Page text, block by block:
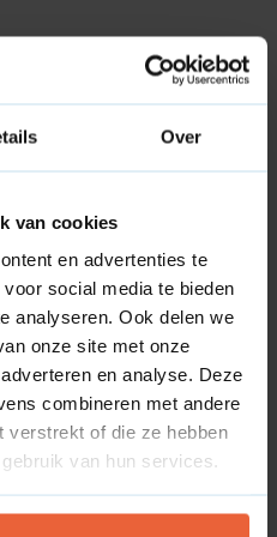
Over
van cookies
en advertenties te
social media te bieden
analyseren. Ook delen we
onze site met onze
en analyse. Deze
combineren met andere
verstrekt of die ze hebben
van hun services.
diensten als
het een kosteneffectieve
als grote organisaties.
tot maatwerk, zodat je altijd
aansluit bij jouw behoeften.
koppelingen
diverse koppelingen,
zoals Ads en
zoals Facebook.
verschillende bronnen
biedt real-time rapportages,
ons op. Wij helpen je graag